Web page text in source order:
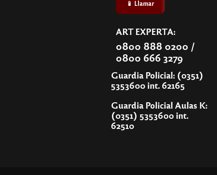
📱 Llamar
ART EXPERTA:
0800 888 0200 /
0800 666 3279
Guardia Policial: (0351)
5353600 int. 62165
Guardia Policial Aulas K:
(0351) 5353600 int.
62510